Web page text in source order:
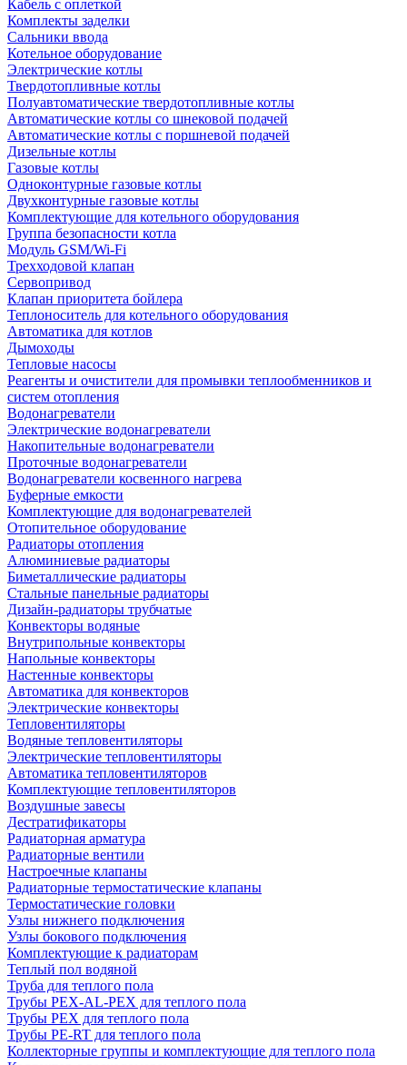
Кабель с оплеткой
Комплекты заделки
Сальники ввода
Котельное оборудование
Электрические котлы
Твердотопливные котлы
Полуавтоматические твердотопливные котлы
Автоматические котлы со шнековой подачей
Автоматические котлы с поршневой подачей
Дизельные котлы
Газовые котлы
Одноконтурные газовые котлы
Двухконтурные газовые котлы
Комплектующие для котельного оборудования
Группа безопасности котла
Модуль GSM/Wi-Fi
Трехходовой клапан
Сервопривод
Клапан приоритета бойлера
Теплоноситель для котельного оборудования
Автоматика для котлов
Дымоходы
Тепловые насосы
Реагенты и очистители для промывки теплообменников и
систем отопления
Водонагреватели
Электрические водонагреватели
Накопительные водонагреватели
Проточные водонагреватели
Водонагреватели косвенного нагрева
Буферные емкости
Комплектующие для водонагревателей
Отопительное оборудование
Радиаторы отопления
Алюминиевые радиаторы
Биметаллические радиаторы
Стальные панельные радиаторы
Дизайн-радиаторы трубчатые
Конвекторы водяные
Внутрипольные конвекторы
Напольные конвекторы
Настенные конвекторы
Автоматика для конвекторов
Электрические конвекторы
Тепловентиляторы
Водяные тепловентиляторы
Электрические тепловентиляторы
Автоматика тепловентиляторов
Комплектующие тепловентиляторов
Воздушные завесы
Дестратификаторы
Радиаторная арматура
Радиаторные вентили
Настроечные клапаны
Радиаторные термостатические клапаны
Термостатические головки
Узлы нижнего подключения
Узлы бокового подключения
Комплектующие к радиаторам
Теплый пол водяной
Труба для теплого пола
Трубы PEX-AL-PEX для теплого пола
Трубы PEX для теплого пола
Трубы PE-RT для теплого пола
Коллекторные группы и комплектующие для теплого пола